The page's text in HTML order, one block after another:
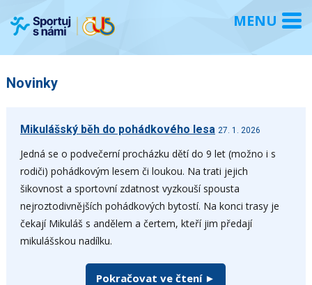
Novinky
Mikulášský běh do pohádkového lesa 27. 1. 2026
Jedná se o podvečerní procházku dětí do 9 let (možno i s
rodiči) pohádkovým lesem či loukou. Na trati jejich
šikovnost a sportovní zdatnost vyzkouší spousta
nejroztodivnějších pohádkových bytostí. Na konci trasy je
čekají Mikuláš s andělem a čertem, kteří jim předají
mikulášskou nadílku.
Pokračovat ve čtení ►